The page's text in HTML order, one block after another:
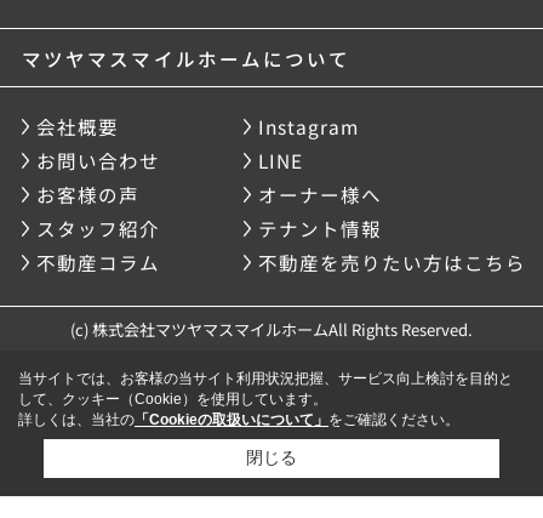
マツヤマスマイルホームについて
会社概要
Instagram
お問い合わせ
LINE
お客様の声
オーナー様へ
スタッフ紹介
テナント情報
不動産コラム
不動産を売りたい方はこちら
(c) 株式会社マツヤマスマイルホームAll Rights Reserved.
当サイトでは、お客様の当サイト利用状況把握、サービス向上検討を目的と
して、クッキー（Cookie）を使用しています。
詳しくは、当社の 「Cookieの取扱いについて」 をご確認ください。
閉じる